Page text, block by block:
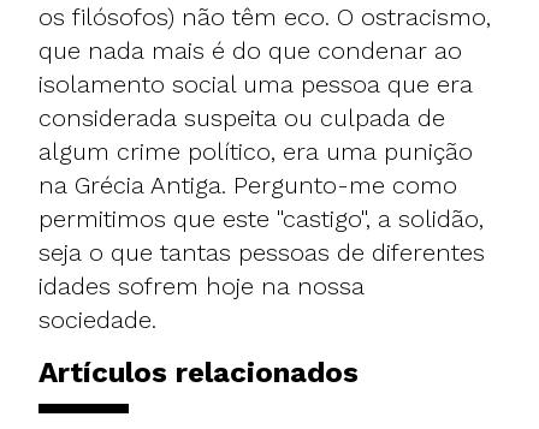
os filósofos) não têm eco. O ostracismo,
que nada mais é do que condenar ao
isolamento social uma pessoa que era
considerada suspeita ou culpada de
algum crime político, era uma punição
na Grécia Antiga. Pergunto-me como
permitimos que este "castigo", a solidão,
seja o que tantas pessoas de diferentes
idades sofrem hoje na nossa
sociedade.
Artículos relacionados